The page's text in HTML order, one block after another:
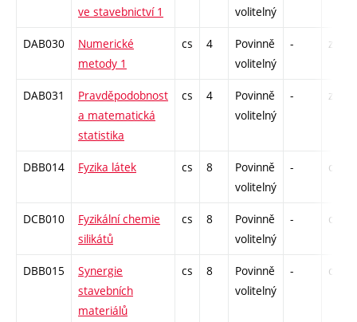
ve stavebnictví 1
volitelný
DAB030
Numerické
metody 1
cs 4
Povinně
volitelný
- zá
DAB031
Pravděpodobnost
a matematická
statistika
cs 4
Povinně
volitelný
- zá
DBB014 Fyzika látek cs 8
Povinně
volitelný
- drzk
DCB010
Fyzikální chemie
silikátů
cs 8
Povinně
volitelný
- drzk
DBB015
Synergie
stavebních
materiálů
cs 8
Povinně
volitelný
- drzk